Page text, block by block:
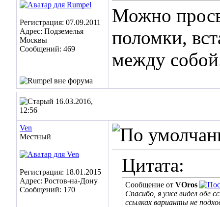
Регистрация: 07.09.2011
Адрес: Подземелья
Москвы
Сообщений: 469
Можно
поломки,
между
16.03.2016,
12:56
Ven
Местный
Регистрация: 18.01.2015
Адрес: Ростов-на-Дону
Сообщений: 170
Цитата:
Сообщение от VOros
Спасибо, я уже видел обе
ссылках варианты не